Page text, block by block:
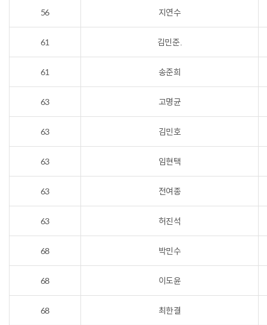
56 지연수
61 김민준.
61 송준희
63 고명균
63 김민호
63 임현택
63 전여종
63 허진석
68 박민수
68 이도윤
68 최한결